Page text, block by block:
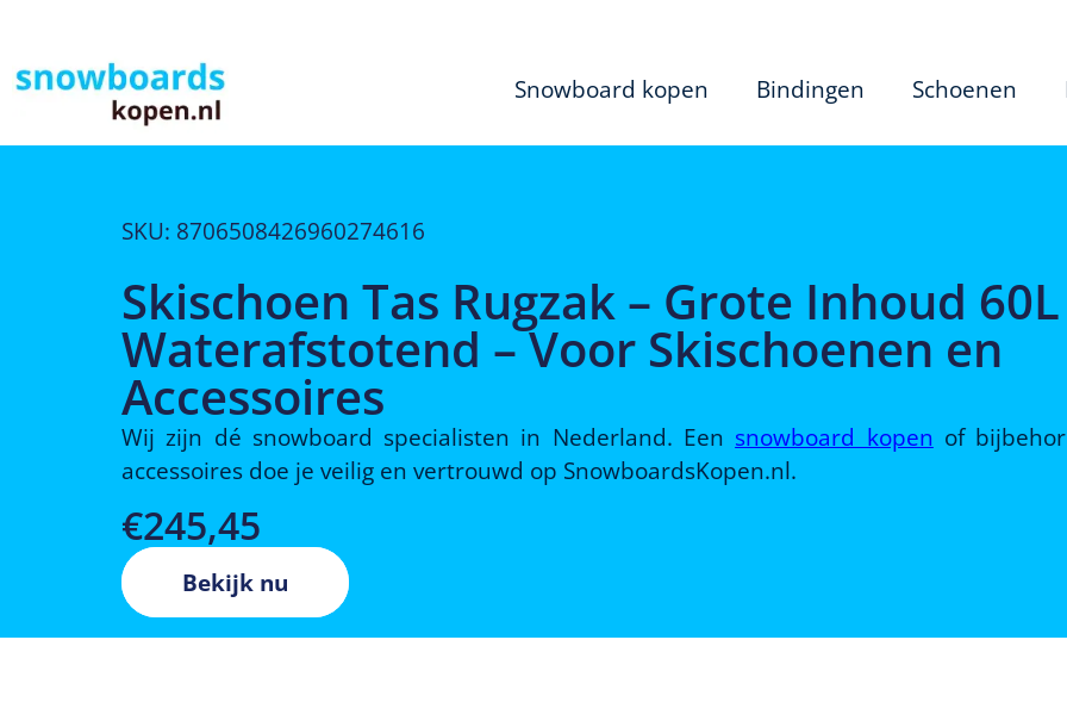
Snowboard kopen Bindingen Schoenen
SKU: 8706508426960274616
Skischoen Tas Rugzak – Grote Inhoud
Waterafstotend – Voor Skischoenen en
Accessoires
Wij zijn dé snowboard specialisten in Nederland. Een snowboard kopen of
accessoires doe je veilig en vertrouwd op SnowboardsKopen.nl.
€245,45
Bekijk nu